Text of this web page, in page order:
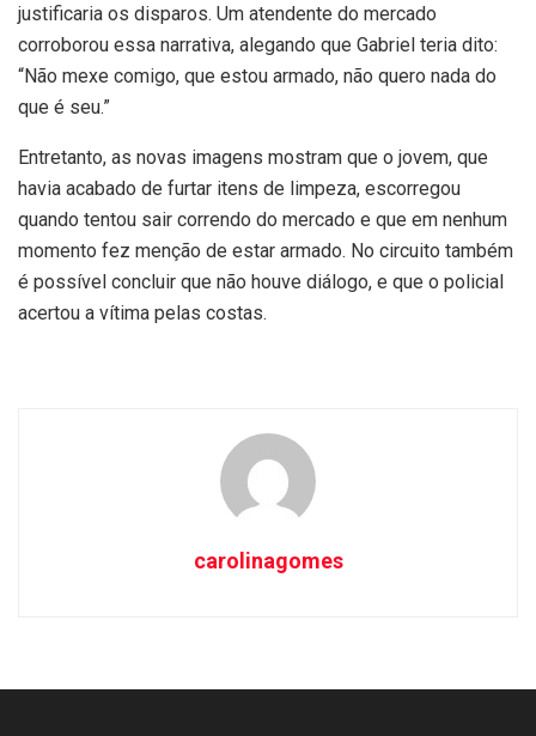
justificaria os disparos. Um atendente do mercado
corroborou essa narrativa, alegando que Gabriel teria dito:
“Não mexe comigo, que estou armado, não quero nada do
que é seu.”
Entretanto, as novas imagens mostram que o jovem, que
havia acabado de furtar itens de limpeza, escorregou
quando tentou sair correndo do mercado e que em nenhum
momento fez menção de estar armado. No circuito também
é possível concluir que não houve diálogo, e que o policial
acertou a vítima pelas costas.
carolinagomes